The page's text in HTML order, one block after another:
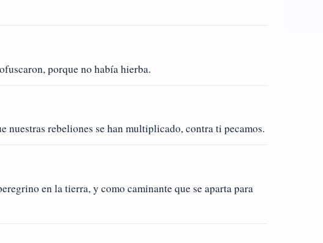
porque no había hierba.
nuestras rebeliones se han multiplicado, contra ti pecamos.
en la tierra, y como caminante que se aparta para